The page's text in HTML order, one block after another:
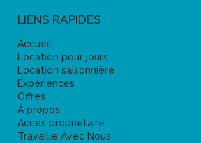
LIENS RAPIDES
Accueil
Location pour jours
Location saisonnière
Expériences
Offres
À propos
Accès propriétaire
Travaille Avec Nous